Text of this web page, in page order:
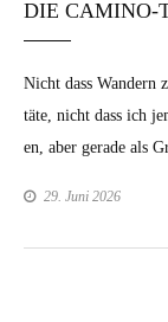
DIE CAMINO-
Nicht dass Wan­dern
täte, nicht dass ich
en, aber ger­ade als
29. Juni 2026